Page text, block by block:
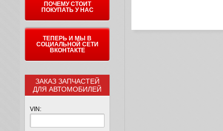
ПОЧЕМУ СТОИТ
ПОКУПАТЬ У НАС
ТЕПЕРЬ И МЫ В
СОЦИАЛЬНОЙ СЕТИ
ВКОНТАКТЕ
ЗАКАЗ ЗАПЧАСТЕЙ
ДЛЯ АВТОМОБИЛЕЙ
VIN: